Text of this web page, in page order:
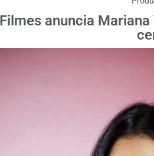
anuncia